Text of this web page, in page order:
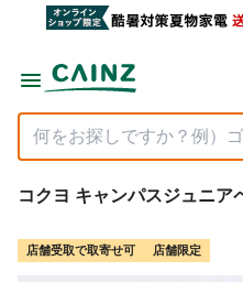
コクヨ キャンパスジュニア
店舗受取で取寄せ可 店舗限定